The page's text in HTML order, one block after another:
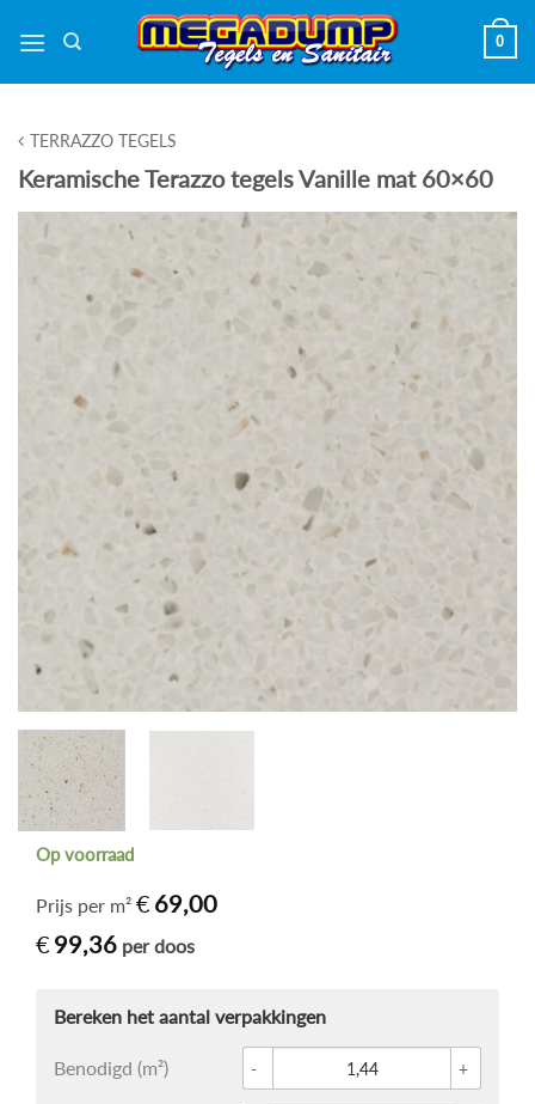
naar
0
TERRAZZO TEGELS
Keramische Terazzo tegels Vanille mat 60×60
Prijs per m² € 69,00
€ 99,36 per doos
Op voorraad
Benodigd (m²) Glace